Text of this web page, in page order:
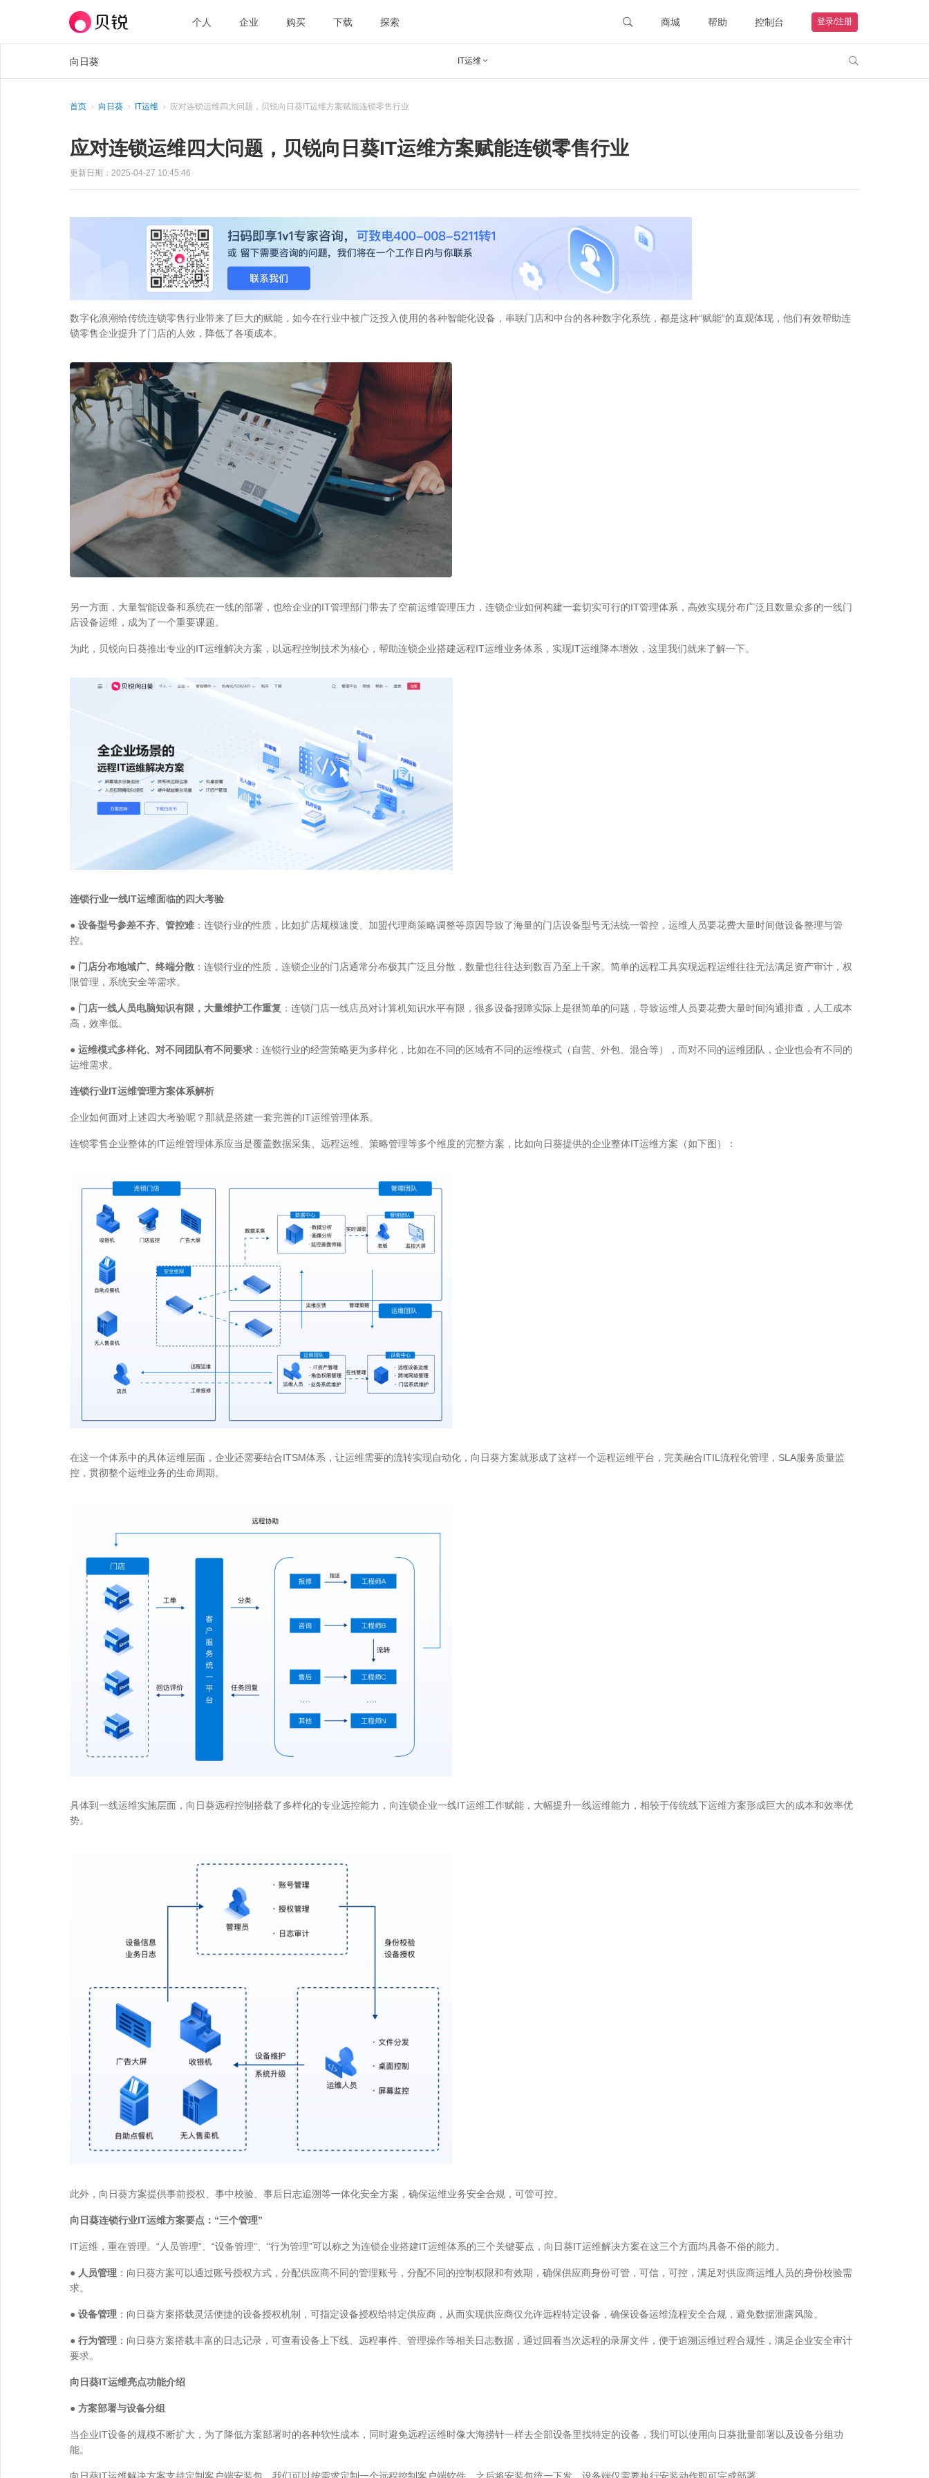
个人 企业 购买 下载 探索 商城 帮助 控制台 登录/注册
向日葵 IT运维  
首页 向日葵 IT运维 应对连锁运维四大问题，贝锐向日葵IT运维方案赋能连锁零售行业
应对连锁运维四大问题，贝锐向日葵IT运维方案赋能连锁零售行业
更新日期：2025-04-27 10:45:46
数字化浪潮给传统连锁零售行业带来了巨大的赋能，如今在行业中被广泛投入使用的各种智能化设备，串联门店和中台的各种数字化系统，都是这种“赋能”的直观体现，他们有效帮助连
锁零售企业提升了门店的人效，降低了各项成本。
另一方面，大量智能设备和系统在一线的部署，也给企业的IT管理部门带去了空前运维管理压力，连锁企业如何构建一套切实可行的IT管理体系，高效实现分布广泛且数量众多的一线门
店设备运维，成为了一个重要课题。
为此，贝锐向日葵推出专业的IT运维解决方案，以远程控制技术为核心，帮助连锁企业搭建远程IT运维业务体系，实现IT运维降本增效，这里我们就来了解一下。
连锁行业一线IT运维面临的四大考验
● 设备型号参差不齐、管控难 ：连锁行业的性质，比如扩店规模速度、加盟代理商策略调整等原因导致了海量的门店设备型号无法统一管控，运维人员要花费大量时间做设备整理与管
控。
● 门店分布地域广、终端分散 ：连锁行业的性质，连锁企业的门店通常分布极其广泛且分散，数量也往往达到数百乃至上千家。简单的远程工具实现远程运维往往无法满足资产审计，权
限管理，系统安全等需求。
● 门店一线人员电脑知识有限，大量维护工作重复 ：连锁门店一线店员对计算机知识水平有限，很多设备报障实际上是很简单的问题，导致运维人员要花费大量时间沟通排查，人工成本
高，效率低。
● 运维模式多样化、对不同团队有不同要求 ：连锁行业的经营策略更为多样化，比如在不同的区域有不同的运维模式（自营、外包、混合等），而对不同的运维团队，企业也会有不同的
运维需求。
连锁行业IT运维管理方案体系解析
企业如何面对上述四大考验呢？那就是搭建一套完善的IT运维管理体系。
连锁零售企业整体的IT运维管理体系应当是覆盖数据采集、远程运维、策略管理等多个维度的完整方案，比如向日葵提供的企业整体IT运维方案（如下图）：
在这一个体系中的具体运维层面，企业还需要结合ITSM体系，让运维需要的流转实现自动化，向日葵方案就形成了这样一个远程运维平台，完美融合ITIL流程化管理，SLA服务质量监
控，贯彻整个运维业务的生命周期。
具体到一线运维实施层面，向日葵远程控制搭载了多样化的专业远控能力，向连锁企业一线IT运维工作赋能，大幅提升一线运维能力，相较于传统线下运维方案形成巨大的成本和效率优
势。
此外，向日葵方案提供事前授权、事中校验、事后日志追溯等一体化安全方案，确保运维业务安全合规，可管可控。
向日葵连锁行业IT运维方案要点：“三个管理”
IT运维，重在管理。“人员管理”、“设备管理”、“行为管理”可以称之为连锁企业搭建IT运维体系的三个关键要点，向日葵IT运维解决方案在这三个方面均具备不俗的能力。
● 人员管理 ：向日葵方案可以通过账号授权方式，分配供应商不同的管理账号，分配不同的控制权限和有效期，确保供应商身份可管，可信，可控，满足对供应商运维人员的身份校验需
求。
● 设备管理 ：向日葵方案搭载灵活便捷的设备授权机制，可指定设备授权给特定供应商，从而实现供应商仅允许远程特定设备，确保设备运维流程安全合规，避免数据泄露风险。
● 行为管理 ：向日葵方案搭载丰富的日志记录，可查看设备上下线、远程事件、管理操作等相关日志数据，通过回看当次远程的录屏文件，便于追溯运维过程合规性，满足企业安全审计
要求。
向日葵IT运维亮点功能介绍
● 方案部署与设备分组
当企业IT设备的规模不断扩大，为了降低方案部署时的各种软性成本，同时避免远程运维时像大海捞针一样去全部设备里找特定的设备，我们可以使用向日葵批量部署以及设备分组功
能。